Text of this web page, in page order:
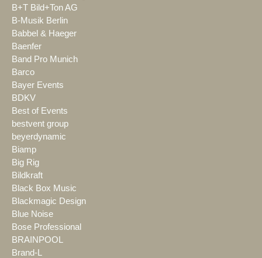
B+T Bild+Ton AG
B-Musik Berlin
Babbel & Haeger
Baenfer
Band Pro Munich
Barco
Bayer Events
BDKV
Best of Events
bestvent group
beyerdynamic
Biamp
Big Rig
Bildkraft
Black Box Music
Blackmagic Design
Blue Noise
Bose Professional
BRAINPOOL
Brand-L